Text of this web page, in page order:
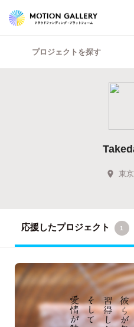
プロジェクトを探す
東
応援したプロジェクト 1